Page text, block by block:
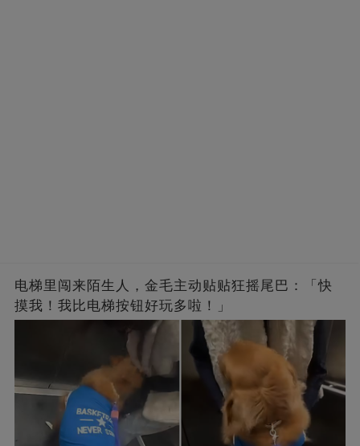
电梯里闯来陌生人，金毛主动贴贴狂摇尾巴：「快
摸我！我比电梯按钮好玩多啦！」